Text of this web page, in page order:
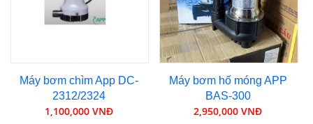
Máy bơm chìm App DC-
2312/2324
1,100,000 VNĐ
Máy bơm hố móng APP
BAS-300
2,950,000 VNĐ